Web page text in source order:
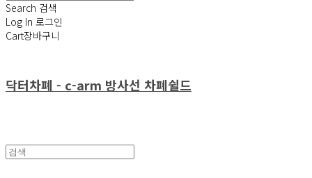
Search 검색
Log In 로그인
Cart장바구니
닥터차폐 - c-arm 방사선 차폐쉴드